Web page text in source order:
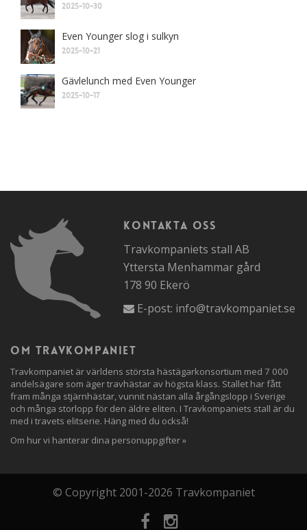
2025-10-30
Even Younger slog i sulkyn
2025-10-21
Gävlelunch med Even Younger
2025-10-17
Kontakta oss
Travkompaniets stall AB
Yttersta Menhammar gård
178 90 Ekerö
E-post: info@travkompaniet.se
Om travkompaniet
Travkompaniet är världens största hästägarkonsortium med 7 000
andelsägare som äger travhästar av högsta klass. Stallet har fått
fram många stjärnhästar, vunnit nästan alla årgångslopp i Sverige
och många storlopp för den äldre eliten. I Travkompaniets stall är du
med i travets elitserie. Häng med du också!
Om hur vi hanterar dina personuppgifter »
© Copyright 2001-2026 Travkompaniet